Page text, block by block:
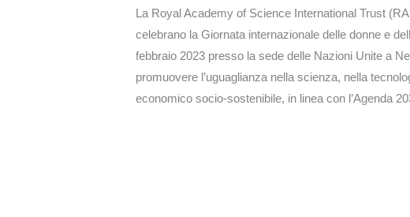
La Royal Academy of Science International Trust
celebrano la Giornata internazionale delle donne e
febbraio 2023 presso la sede delle Nazioni Unite a
promuovere l’uguaglianza nella scienza, nella
economico socio-sostenibile, in linea con l’Agenda